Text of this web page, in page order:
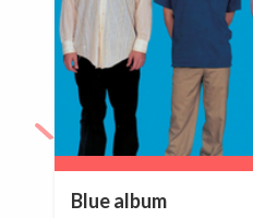
Blue album